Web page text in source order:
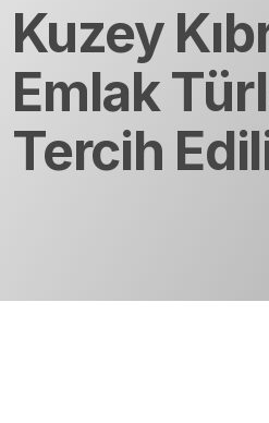
Kuzey
Emlak
Tercih